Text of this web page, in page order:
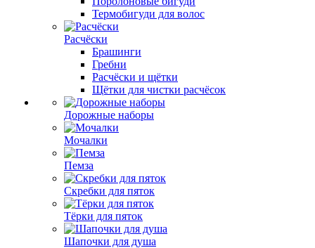
Термобигуди для волос
Расчёски
Брашинги
Гребни
Расчёски и щётки
Щётки для чистки расчёсок
Дорожные наборы
Мочалки
Пемза
Скребки для пяток
Тёрки для пяток
Шапочки для душа